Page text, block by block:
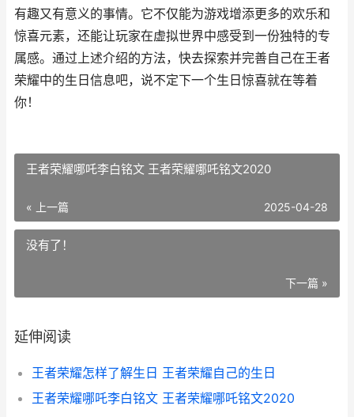
有趣又有意义的事情。它不仅能为游戏增添更多的欢乐和
惊喜元素，还能让玩家在虚拟世界中感受到一份独特的专
属感。通过上述介绍的方法，快去探索并完善自己在王者
荣耀中的生日信息吧，说不定下一个生日惊喜就在等着
你！
王者荣耀哪吒李白铭文 王者荣耀哪吒铭文2020
« 上一篇 2025-04-28
没有了！
下一篇 »
延伸阅读
王者荣耀怎样了解生日 王者荣耀自己的生日
王者荣耀哪吒李白铭文 王者荣耀哪吒铭文2020